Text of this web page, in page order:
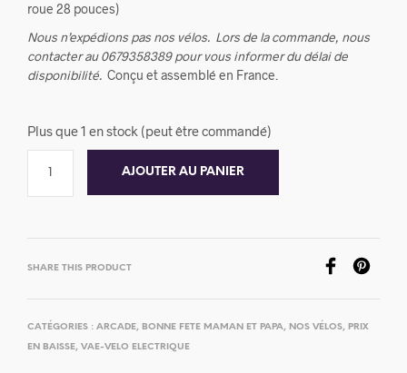
roue 28 pouces)
Nous n’expédions pas nos vélos. Lors de la commande, nous
contacter au 0679358389 pour vous informer du délai de
disponibilité. Conçu et assemblé en France.
Plus que 1 en stock (peut être commandé)
AJOUTER AU PANIER
SHARE THIS PRODUCT
CATÉGORIES : ARCADE, BONNE FETE MAMAN ET PAPA, NOS VÉLOS, PRIX
EN BAISSE, VAE-VELO ELECTRIQUE